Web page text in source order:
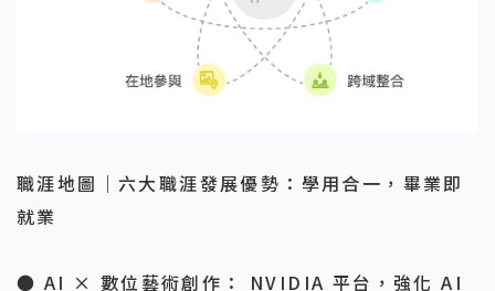
職涯地圖｜六大職涯發展優勢：學用合一，畢業即
就業
● AI × 數位藝術創作： NVIDIA 平台，強化 AI